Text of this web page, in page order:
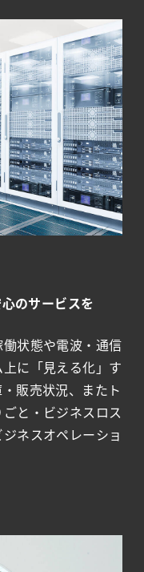
のサービスを
状態や電波・通信
に「見える化」す
販売状況、またト
と・ビジネスロス
ネスオペレーショ